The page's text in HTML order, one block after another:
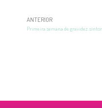
ANTERIOR